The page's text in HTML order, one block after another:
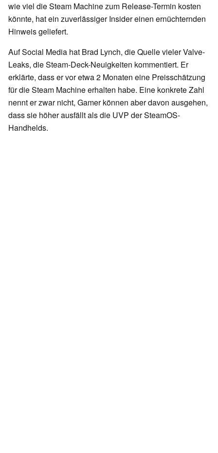
wie viel die Steam Machine zum Release-Termin kosten
könnte, hat ein zuverlässiger Insider einen ernüchternden
Hinweis geliefert.
Auf Social Media hat Brad Lynch, die Quelle vieler Valve-
Leaks, die Steam-Deck-Neuigkeiten kommentiert. Er
erklärte, dass er vor etwa 2 Monaten eine Preisschätzung
für die Steam Machine erhalten habe. Eine konkrete Zahl
nennt er zwar nicht, Gamer können aber davon ausgehen,
dass sie höher ausfällt als die UVP der SteamOS-
Handhelds.